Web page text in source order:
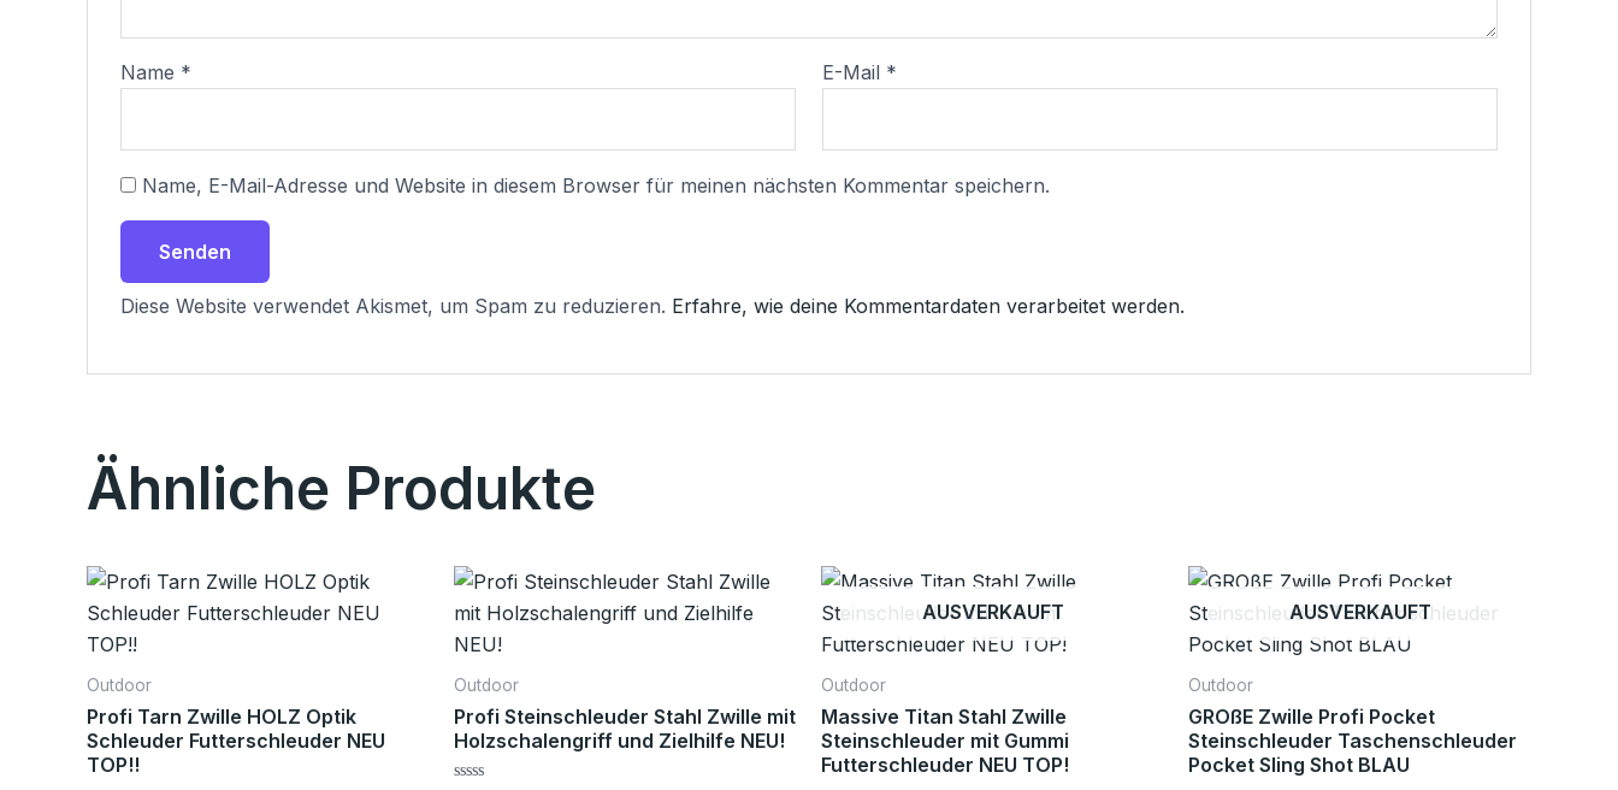
Name * E-Mail *
Name, E-Mail-Adresse und Website in diesem Browser für meinen nächsten Kommentar speichern.
Diese Website verwendet Akismet, um Spam zu reduzieren. Erfahre, wie deine Kommentardaten verarbeitet werden.
Ähnliche Produkte
Outdoor
Profi Tarn Zwille HOLZ Optik
Schleuder Futterschleuder NEU
TOP!!
Outdoor
Profi Steinschleuder Stahl Zwille mit
Holzschalengriff und Zielhilfe NEU!
AUSVERKAUFT
Outdoor
Massive Titan Stahl Zwille
Steinschleuder mit Gummi
Futterschleuder NEU TOP!
AUSVERKAUFT
Outdoor
GROßE Zwille Profi Pocket
Steinschleuder Taschenschleuder
Pocket Sling Shot BLAU